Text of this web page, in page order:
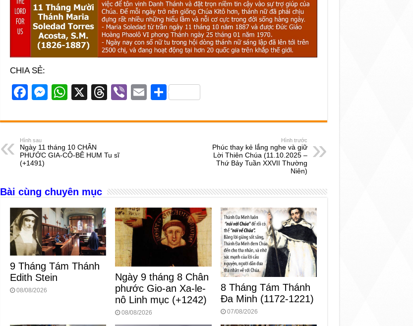
CHIA SẺ:
F
c
e
b
o
o
k
M
ss
n
er
W
at
A
p
X T
e
d
Vi
er
E
ail
S
ar
Hình sau
Ngày 11 tháng 10 CHÂN
PHƯỚC GIA-CÔ-BÊ HUM Tu sĩ
(+1491)
Hình trước
Phúc thay kẻ lắng nghe và giữ
Lời Thiên Chúa (11.10.2025 –
Thứ Bảy Tuần XXVII Thường
Niên)
Bài cùng chuyên mục
9 Tháng Tám Thánh
Edith Stein
08/08/2026
Ngày 9 tháng 8 Chân
phước Gio-an Xa-le-
nô Linh mục (+1242)
08/08/2026
8 Tháng Tám Thánh
Ða Minh (1172-1221)
07/08/2026